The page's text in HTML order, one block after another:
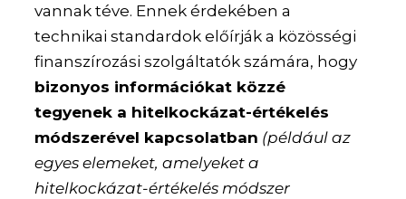
vannak téve. Ennek érdekében a
technikai standardok előírják a közösségi
finanszírozási szolgáltatók számára, hogy
bizonyos információkat közzé
tegyenek a hitelkockázat-értékelés
módszerével kapcsolatban (például az
egyes elemeket, amelyeket a
hitelkockázat-értékelés módszer